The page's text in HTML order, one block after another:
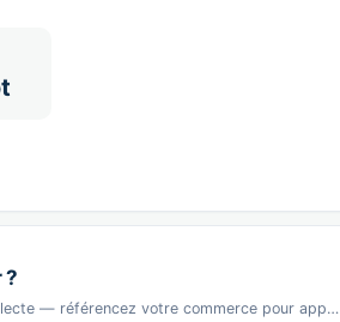
?
— référencez votre commerce pour app…